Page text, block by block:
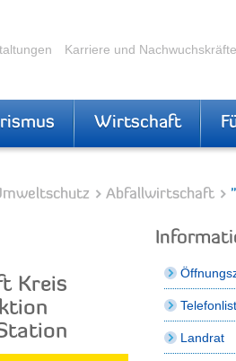
Karriere und Nachwuchskräfte
Wirtschaft
Abfallwirtschaft
Kreis
Landrat